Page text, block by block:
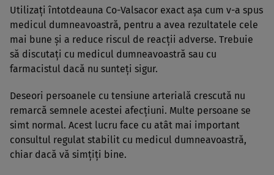
Utilizaţi întotdeauna Co-Valsacor exact aşa cum v-a spus
medicul dumneavoastră, pentru a avea rezultatele cele
mai bune şi a reduce riscul de reacţii adverse. Trebuie
să discutaţi cu medicul dumneavoastră sau cu
farmacistul dacă nu sunteţi sigur.
Deseori persoanele cu tensiune arterială crescută nu
remarcă semnele acestei afecţiuni. Multe persoane se
simt normal. Acest lucru face cu atât mai important
consultul regulat stabilit cu medicul dumneavoastră,
chiar dacă vă simţiţi bine.